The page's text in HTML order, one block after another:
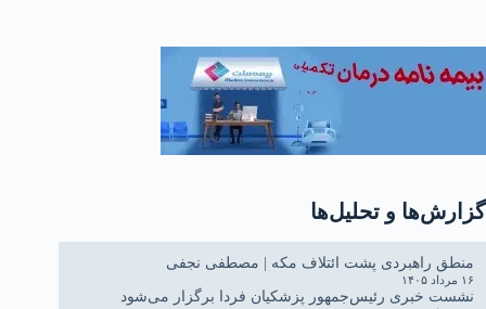
گزارش‌ها و تحلیل‌ها
منطق راهبردی پشت ائتلاف مکه | مصطفی نجفی
۱۶ مرداد ۱۴۰۵
نشست خبری رئیس‌جمهور پزشکیان فردا برگزار می‌شود